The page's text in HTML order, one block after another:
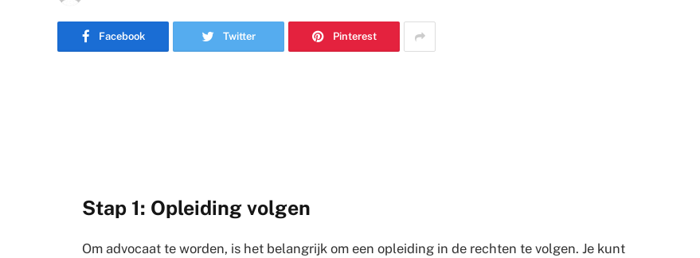
Facebook Twitter Pinterest
Stap 1: Opleiding volgen
Om advocaat te worden, is het belangrijk om een opleiding in de rechten te volgen. Je kunt